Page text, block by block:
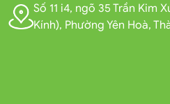
Số 11 i4, ngõ 35 Trần Kim
Kính), Phường Yên Hoà,